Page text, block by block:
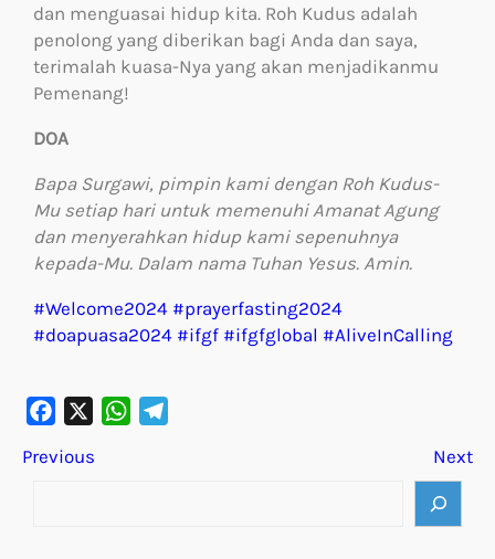
dan menguasai hidup kita. Roh Kudus adalah
penolong yang diberikan bagi Anda dan saya,
terimalah kuasa-Nya yang akan menjadikanmu
Pemenang!
DOA
Bapa Surgawi, pimpin kami dengan Roh Kudus-
Mu setiap hari untuk memenuhi Amanat Agung
dan menyerahkan hidup kami sepenuhnya
kepada-Mu. Dalam nama Tuhan Yesus. Amin.
#Welcome2024 #prayerfasting2024
#doapuasa2024 #ifgf #ifgfglobal #AliveInCalling
a
Previous Next